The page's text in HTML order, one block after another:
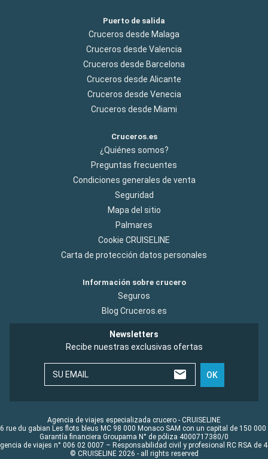
Puerto de salida
Cruceros desde Malaga
Cruceros desde Valencia
Cruceros desde Barcelona
Cruceros desde Alicante
Cruceros desde Venecia
Cruceros desde Miami
Cruceros.es
¿Quiénes somos?
Preguntas frecuentes
Condiciones generales de venta
Seguridad
Mapa del sitio
Palmares
Cookie CRUISELINE
Carta de protección datos personales
Información sobre crucero
Seguros
Blog Cruceros.es
Newsletters
Recibe nuestras exclusivas ofertas
SU EMAIL OK
Agencia de viajes especializada crucero - CRUISELINE
rue du gabian Les flots bleus MC 98 000 Monaco SAM con un capital de 150 000
Garantía financiera Groupama N° de póliza 4000717380/0
de viajes n° 006 02 0007 – Responsabilidad civil y profesional RC RSA de
© CRUISELINE 2026 - all rights reserved